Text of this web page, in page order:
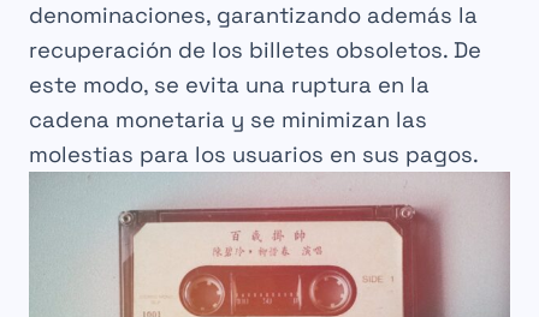
denominaciones, garantizando además la
recuperación de los billetes obsoletos. De
este modo, se evita una ruptura en la
cadena monetaria y se minimizan las
molestias para los usuarios en sus pagos.